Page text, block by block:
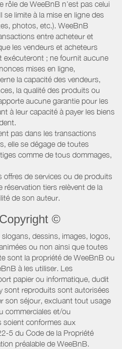
rôle de WeeBnB n’est pas celui
se limite à la mise en ligne des
photos, etc.). WeeBnB
entre acheteur et
les vendeurs et acheteurs
exécuteront ; ne fournit aucune
mises en ligne,
la capacité des vendeurs,
la qualité des produits ou
aucune garantie pour les
à leur capacité à payer les biens
pas dans les transactions
elle se dégage de toutes
comme de tous dommages,
de services ou de produits
réservation tiers relèvent de la
de son auteur.
©
dessins, images, logos,
ou non ainsi que toutes
sont la propriété de WeeBnB ou
à les utiliser. Les
papier ou informatique, dudit
sont reproduits sont autorisées
son séjour, excluant tout usage
commerciales et/ou
conformes aux
5 du Code de la Propriété
préalable de WeeBnB.